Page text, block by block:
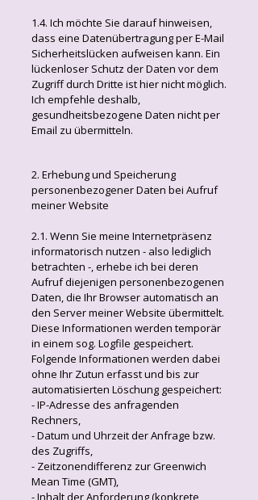
1.4. Ich möchte Sie darauf hinweisen,
dass eine Datenübertragung per E-Mail
Sicherheitslücken aufweisen kann. Ein
lückenloser Schutz der Daten vor dem
Zugriff durch Dritte ist hier nicht möglich.
Ich empfehle deshalb,
gesundheitsbezogene Daten nicht per
Email zu übermitteln.
2. Erhebung und Speicherung
personenbezogener Daten bei Aufruf
meiner Website
2.1. Wenn Sie meine Internetpräsenz
informatorisch nutzen - also lediglich
betrachten -, erhebe ich bei deren
Aufruf diejenigen personenbezogenen
Daten, die Ihr Browser automatisch an
den Server meiner Website übermittelt.
Diese Informationen werden temporär
in einem sog. Logfile gespeichert.
Folgende Informationen werden dabei
ohne Ihr Zutun erfasst und bis zur
automatisierten Löschung gespeichert:
- IP-Adresse des anfragenden
Rechners,
- Datum und Uhrzeit der Anfrage bzw.
des Zugriffs,
- Zeitzonendifferenz zur Greenwich
Mean Time (GMT),
- Inhalt der Anforderung (konkrete